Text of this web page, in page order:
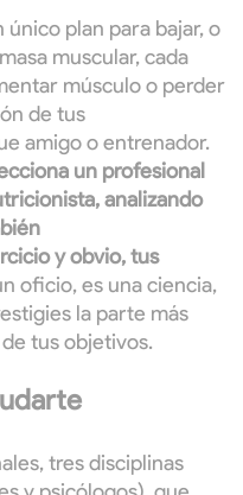
plan para bajar, o
muscular, cada
músculo o perder
de tus
amigo o entrenador.
un profesional
analizando
y obvio, tus
oficio, es una ciencia,
la parte más
tus objetivos.
tres disciplinas